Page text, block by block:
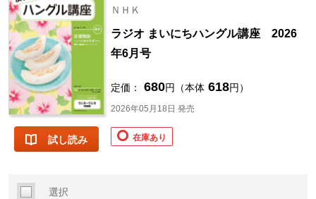
試し読み
ＮＨＫ
ラジオ まいにちハングル講座 2026
年6月号
定価： 680円（本体 618円）
2026年05月18日 発売
在庫あり
選択